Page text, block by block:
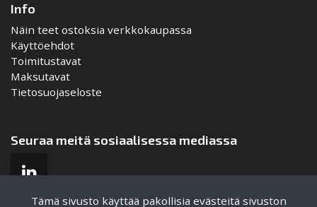
Tämä sivusto käyttää pakollisia evästeitä sivuston
Info
Näin teet ostoksia verkkokaupassa
Käyttöehdot
Toimitustavat
Maksutavat
Tietosuojaseloste
Seuraa meitä sosiaalisessa mediassa